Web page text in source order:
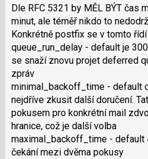
použít
i
klávesy
N
pro
následující
a
P
pro
předchozí
nový
názor
Dle RFC 5321 by MĚL BÝT čas
minut, ale téměř nikdo to
Konkrétně postfix se v tomto
queue_run_delay - default je
se snaží znovu projet deferred
zpráv
minimal_backof­f_time - default
nejdříve zkusit další doručení.
pokusem pro konkrétní mail
hranice, což je další volba
maximal_backof­f_time - default
čekání mezi dvěma pokusy